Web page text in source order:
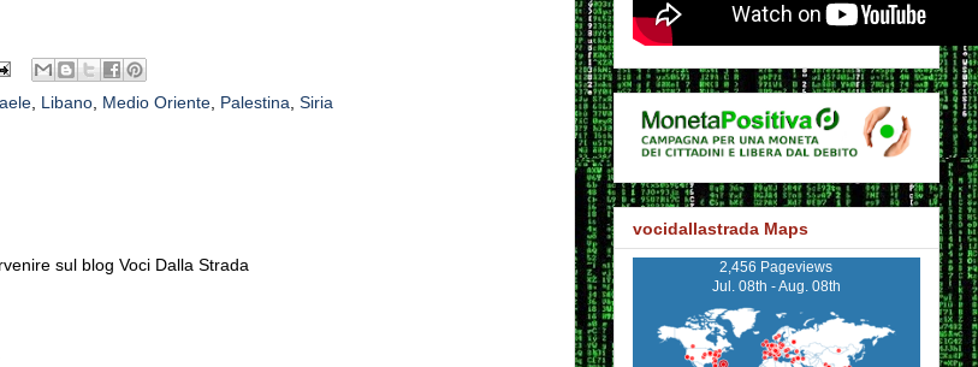
, Libano, Medio Oriente, Palestina Siria
sul blog Voci Dalla Strada
vocidallastrada Maps
2,456 Pageviews
Jul. 08th - Aug. 08th